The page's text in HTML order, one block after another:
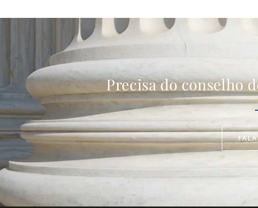
Precisa do conselho